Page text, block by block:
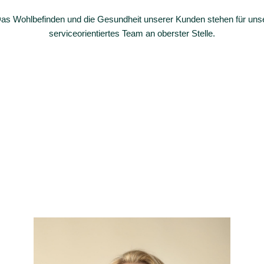
Wohlbefinden und die Gesundheit unserer Kunden stehen für
serviceorientiertes Team an oberster Stelle.